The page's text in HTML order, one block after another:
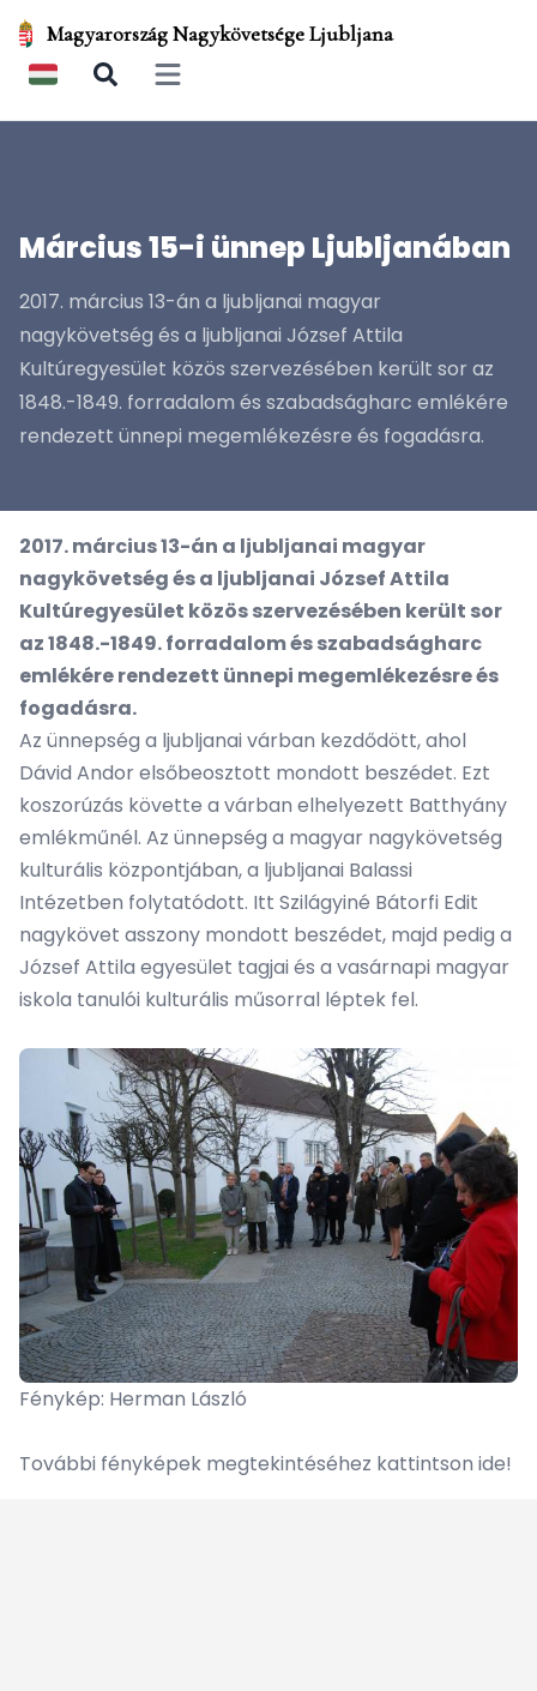
Magyarország Nagykövetsége Ljubljana
Open main menu
Március 15-i ünnep Ljubljanában
2017. március 13-án a ljubljanai magyar
nagykövetség és a ljubljanai József Attila
Kultúregyesület közös szervezésében került sor az
1848.-1849. forradalom és szabadságharc emlékére
rendezett ünnepi megemlékezésre és fogadásra.
2017. március 13-án a ljubljanai magyar
nagykövetség és a ljubljanai József Attila
Kultúregyesület közös szervezésében került sor
az 1848.-1849. forradalom és szabadságharc
emlékére rendezett ünnepi megemlékezésre és
fogadásra.
Az ünnepség a ljubljanai várban kezdődött, ahol
Dávid Andor elsőbeosztott mondott beszédet. Ezt
koszorúzás követte a várban elhelyezett Batthyány
emlékműnél. Az ünnepség a magyar nagykövetség
kulturális központjában, a ljubljanai Balassi
Intézetben folytatódott. Itt Szilágyiné Bátorfi Edit
nagykövet asszony mondott beszédet, majd pedig a
József Attila egyesület tagjai és a vasárnapi magyar
iskola tanulói kulturális műsorral léptek fel.
Fénykép: Herman László
További fényképek megtekintéséhez kattintson ide!